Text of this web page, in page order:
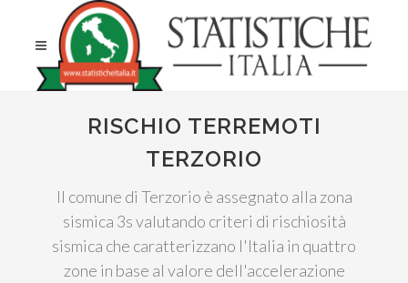
RISCHIO TERREMOTI
TERZORIO
Il comune di Terzorio è assegnato alla zona
sismica 3s valutando criteri di rischiosità
sismica che caratterizzano l'Italia in quattro
zone in base al valore dell'accelerazione